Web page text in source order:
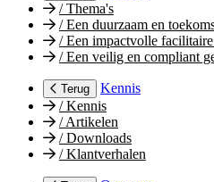
/Thema's
/Een duurzaam en
/Een impactvolle facilitaire
/Een veilig en compliant
Terug
Kennis
/Kennis
/Artikelen
/Downloads
/Klantverhalen